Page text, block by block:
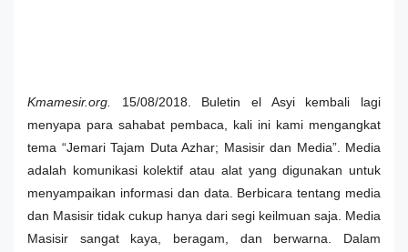
Kmamesir.org.
15/08/2018. Buletin el Asyi kembali lagi
menyapa para sahabat pembaca, kali ini kami mengangkat
tema “Jemari Tajam Duta Azhar; Masisir dan Media”. Media
adalah komunikasi kolektif atau alat yang digunakan untuk
menyampaikan informasi dan data. Berbicara tentang media
dan Masisir tidak cukup hanya dari segi keilmuan saja. Media
Masisir sangat kaya, beragam, dan berwarna. Dalam